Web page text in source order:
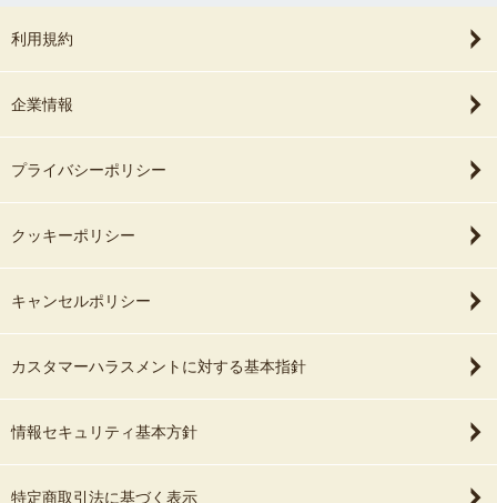
利用規約
企業情報
プライバシーポリシー
クッキーポリシー
キャンセルポリシー
カスタマーハラスメントに対する基本指針
情報セキュリティ基本方針
特定商取引法に基づく表示